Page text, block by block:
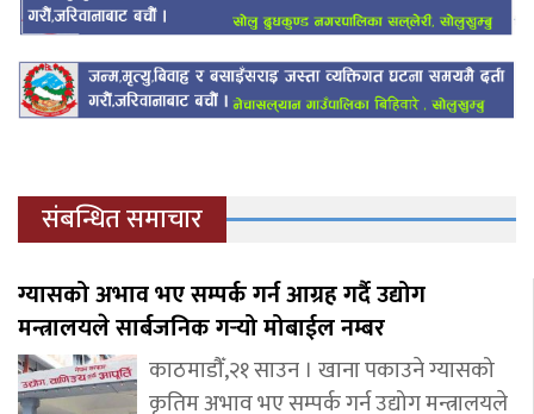
संबन्धित समाचार
ग्यासको अभाव भए सम्पर्क गर्न आग्रह गर्दै उद्योग
मन्त्रालयले सार्बजनिक गर्‍यो मोबाईल नम्बर
काठमाडौँ,२१ साउन । खाना पकाउने ग्यासको
कृतिम अभाव भए सम्पर्क गर्न उद्योग मन्त्रालयले